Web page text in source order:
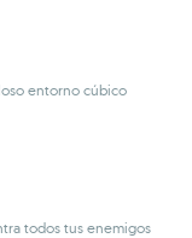
entorno cúbico
todos tus enemigos